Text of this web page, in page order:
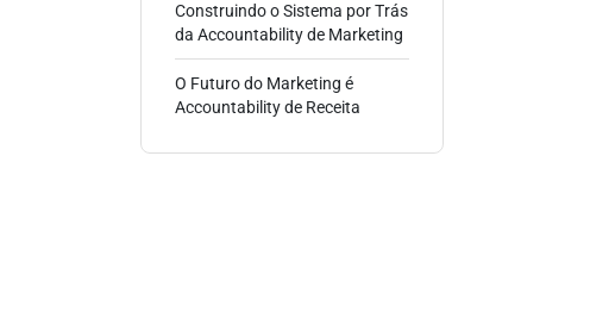
Construindo o Sistema por Trás
da Accountability de Marketing
O Futuro do Marketing é
Accountability de Receita